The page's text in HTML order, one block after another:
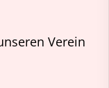
Verein